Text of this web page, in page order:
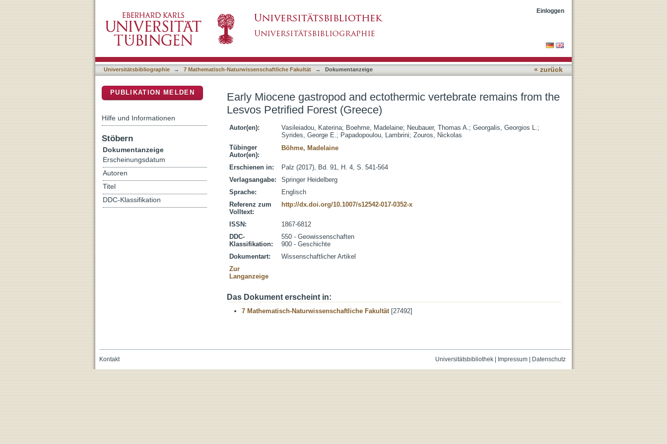
Early Miocene gastropod and ectothermic vertebrate remains from the Lesvos Petrified Forest
(Greece)
Einloggen
Universitätsbibliographie → 7 Mathematisch-Naturwissenschaftliche Fakultät → Dokumentanzeige « zurück
Early Miocene gastropod and ectothermic vertebrate remains from the
Lesvos Petrified Forest (Greece)
Autor(en): Vasileiadou, Katerina; Boehme, Madelaine; Neubauer, Thomas A.; Georgalis, Georgios L.;
Syrides, George E.; Papadopoulou, Lambrini; Zouros, Nickolas
Tübinger
Autor(en):
Böhme, Madelaine
Erschienen in:
Palz (2017), Bd. 91, H. 4, S. 541-564
Verlagsangabe:
Springer Heidelberg
Sprache:
Englisch
Referenz zum
Volltext:
http://dx.doi.org/10.1007/s12542-017-0352-x
ISSN:
1867-6812
DDC-
Klassifikation:
550 - Geowissenschaften
900 - Geschichte
Dokumentart:
Wissenschaftlicher Artikel
Zur
Langanzeige
Das Dokument erscheint in:
7 Mathematisch-Naturwissenschaftliche Fakultät[27492]
PUBLIKATION MELDEN
Hilfe und Informationen
Stöbern
Dokumentanzeige
Erscheinungsdatum
Autoren
Titel
DDC-Klassifikation
Universitätsbibliothek| Impressum| Datenschutz
Kontakt